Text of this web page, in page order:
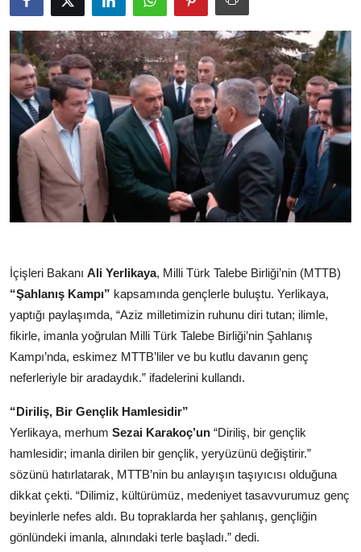
İçişleri Bakanı Ali Yerlikaya, Milli Türk Talebe Birliği’nin (MTTB)
“Şahlanış Kampı” kapsamında gençlerle buluştu. Yerlikaya,
yaptığı paylaşımda, “Aziz milletimizin ruhunu diri tutan; ilimle,
fikirle, imanla yoğrulan Milli Türk Talebe Birliği’nin Şahlanış
Kampı’nda, eskimez MTTB’liler ve bu kutlu davanın genç
neferleriyle bir aradaydık.” ifadelerini kullandı.
“Diriliş, Bir Gençlik Hamlesidir”
Yerlikaya, merhum Sezai Karakoç’un “Diriliş, bir gençlik
hamlesidir; imanla dirilen bir gençlik, yeryüzünü değiştirir.”
sözünü hatırlatarak, MTTB’nin bu anlayışın taşıyıcısı olduğuna
dikkat çekti. “Dilimiz, kültürümüz, medeniyet tasavvurumuz genç
beyinlerle nefes aldı. Bu topraklarda her şahlanış, gençliğin
gönlündeki imanla, alnındaki terle başladı.” dedi.